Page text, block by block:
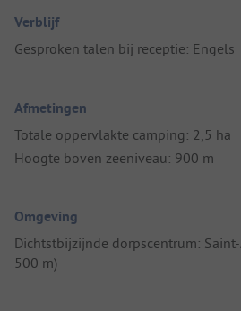
Verblijf
Gesproken talen bij receptie: Engels
Afmetingen
Totale oppervlakte camping: 2,5 ha
Hoogte boven zeeniveau: 900 m
Omgeving
Dichtstbijzijnde dorpscentrum:
500 m)